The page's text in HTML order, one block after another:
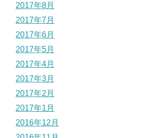
2017年8月
2017年7月
2017年6月
2017年5月
2017年4月
2017年3月
2017年2月
2017年1月
2016年12月